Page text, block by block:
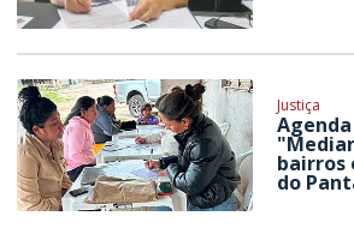
Justiça
bairros
do